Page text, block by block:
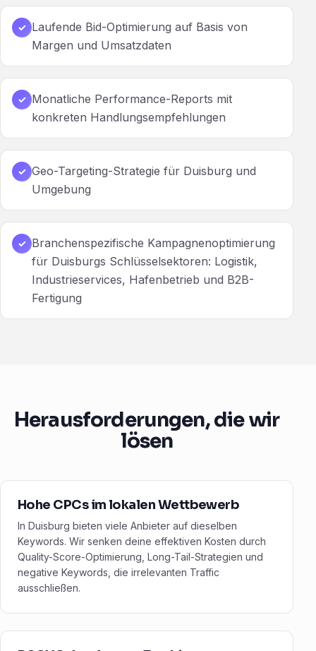
✓ Laufende Bid-Optimierung auf Basis von
Margen und Umsatzdaten
✓ Monatliche Performance-Reports mit
konkreten Handlungsempfehlungen
✓ Geo-Targeting-Strategie für Duisburg und
Umgebung
✓ Branchenspezifische Kampagnenoptimierung
für Duisburgs Schlüsselsektoren: Logistik,
Industrieservices, Hafenbetrieb und B2B-
Fertigung
Herausforderungen, die wir
lösen
Hohe CPCs im lokalen Wettbewerb
In Duisburg bieten viele Anbieter auf dieselben
Keywords. Wir senken deine effektiven Kosten durch
Quality-Score-Optimierung, Long-Tail-Strategien und
negative Keywords, die irrelevanten Traffic
ausschließen.